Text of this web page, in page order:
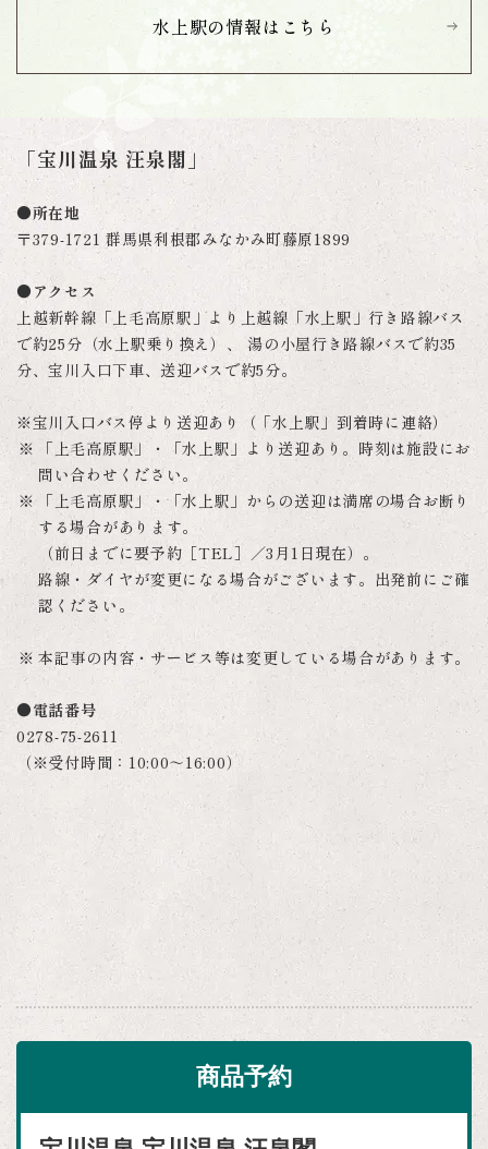
水上駅の情報は こちら
「宝川温泉 汪泉閣」
●所在地
〒379-1721 群馬県利根郡みなかみ町藤原1899
●アクセス
上越新幹線「上毛高原駅」より上越線「水上駅」行き路線バス
で約25分（水上駅乗り換え）、 湯の小屋行き路線バスで約35
分、宝川入口下車、送迎バスで約5分。
※宝川入口バス停より送迎あり（「水上駅」到着時に連絡）
「上毛高原駅」・「水上駅」より送迎あり。時刻は施設にお
問い合わせください。
「上毛高原駅」・「水上駅」からの送迎は満席の場合お断り
する場合があります。
（前日までに要予約［TEL］／3月1日現在）。
路線・ダイヤが変更になる場合がございます。出発前にご確
認ください。
本記事の内容・サービス等は変更している場合があります。
●電話番号
0278-75-2611
（※受付時間：10:00～16:00）
商品予約